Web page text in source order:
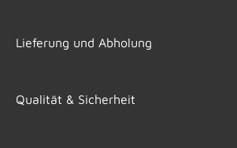
Lieferung und Abholung
Qualität & Sicherheit